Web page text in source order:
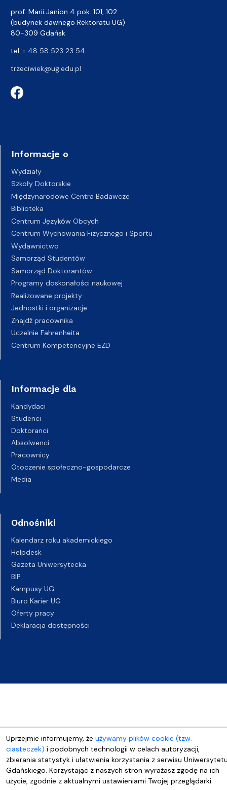
Uprzejmie informujemy, że używamy plików cookie (tzw.
ciasteczek) i podobnych technologii w celach autoryzacji,
zbierania statystyk i ułatwienia korzystania z serwisu
Gdańskiego. Korzystając z naszych stron wyrażasz zgodę na ich
użycie, zgodnie z aktualnymi ustawieniami Twojej przeglądarki.
prof. Marii Janion 4 pok. 101, 102
(budynek dawnego Rektoratu UG)
80-309 Gdańsk
tel.:+ 48 58 523 23 54
trzeciwiek@ug.edu.pl
Informacje o
Wydziały
Szkoły Doktorskie
Międzynarodowe Centra Badawcze
Biblioteka
Centrum Języków Obcych
Centrum Wychowania Fizycznego i Sportu
Wydawnictwo
Samorząd Studentów
Samorząd Doktorantów
Programy doskonałości naukowej
Realizowane projekty
Jednostki i organizacje
Znajdź pracownika
Uczelnie Fahrenheita
Centrum Kompetencyjne EZD
Informacje dla
Kandydaci
Studenci
Doktoranci
Absolwenci
Pracownicy
Otoczenie społeczno-gospodarcze
Media
Odnośniki
Kalendarz roku akademickiego
Helpdesk
Gazeta Uniwersytecka
BIP
Kampusy UG
Biuro Karier UG
Oferty pracy
Deklaracja dostępności